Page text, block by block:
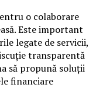
o colaborare
Este important
legate de servicii,
transparentă
să propună soluții
financiare